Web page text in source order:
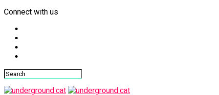
Connect with us